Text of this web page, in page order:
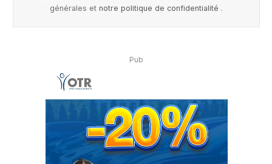
générales et notre politique de confidentialité .
Pub